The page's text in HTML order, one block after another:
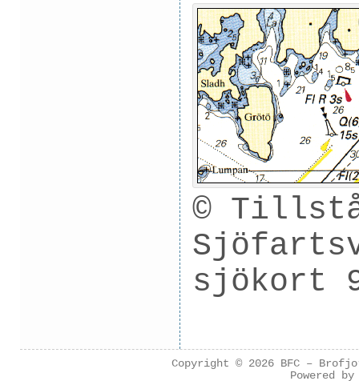
©
sjökort
Copyright © 2026 BFC –
Powered